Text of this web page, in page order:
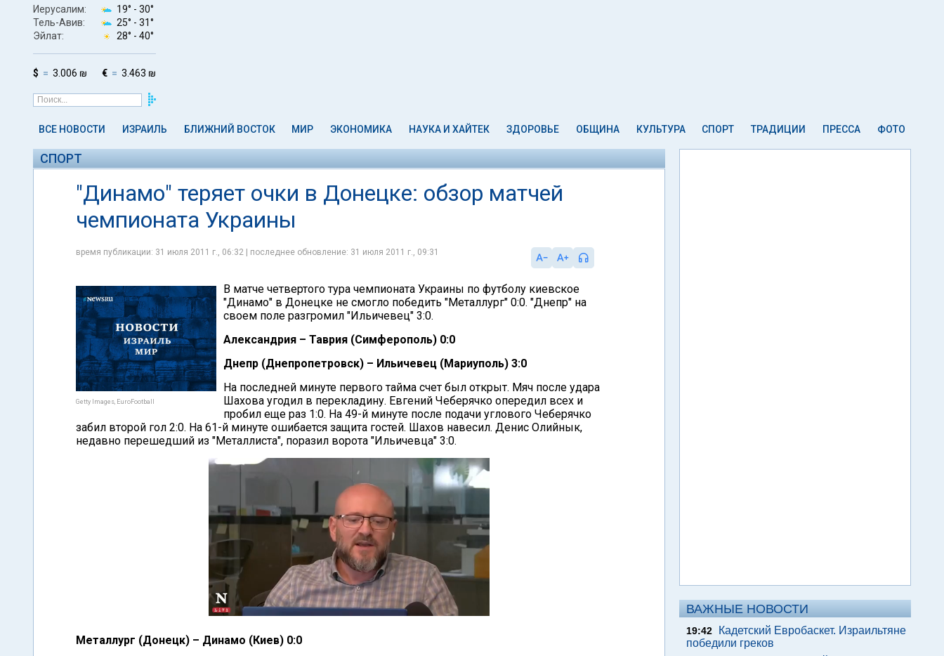
Иерусалим: 19° - 30°
Тель-Авив:
25° - 31°
Эйлат:
28° - 40°
$ 3.006 ₪ € 3.463 ₪
ВСЕ НОВОСТИ ИЗРАИЛЬ БЛИЖНИЙ ВОСТОК МИР ЭКОНОМИКА НАУКА И ХАЙТЕК ЗДОРОВЬЕ ОБЩИНА КУЛЬТУРА СПОРТ ТРАДИЦИИ ПРЕССА ФОТО
СПОРТ
"Динамо" теряет очки в Донецке: обзор матчей
чемпионата Украины
время публикации: 31 июля 2011 г., 06:32 | последнее обновление: 31 июля 2011 г., 09:31
Getty Images, EuroFootball
В матче четвертого тура чемпионата Украины по футболу киевское
"Динамо" в Донецке не смогло победить "Металлург" 0:0. "Днепр" на
своем поле разгромил "Ильичевец" 3:0.
Александрия – Таврия (Симферополь) 0:0
Днепр (Днепропетровск) – Ильичевец (Мариуполь) 3:0
На последней минуте первого тайма счет был открыт. Мяч после удара
Шахова угодил в перекладину. Евгений Чеберячко опередил всех и
пробил еще раз 1:0. На 49-й минуте после подачи углового Чеберячко
забил второй гол 2:0. На 61-й минуте ошибается защита гостей. Шахов навесил. Денис Олийнык,
недавно перешедший из "Металлиста", поразил ворота "Ильичевца" 3:0.
Металлург (Донецк) – Динамо (Киев) 0:0
ВАЖНЫЕ НОВОСТИ
19:42
Кадетский Евробаскет. Израильтяне
победили греков